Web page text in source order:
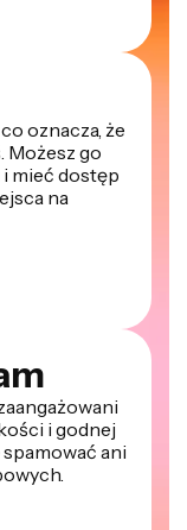
oznacza, że
Możesz go
mieć dostęp
na
i godnej
ani